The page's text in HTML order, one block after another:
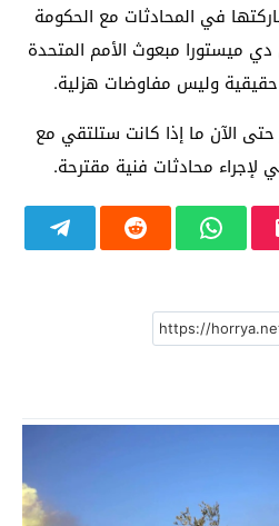
في المحادثات مع الحكومة
ميستورا مبعوث الأمم المتحدة
وليس مفاوضات هزلية.
الآن ما إذا كانت ستلتقي مع
محادثات فنية مقترحة.